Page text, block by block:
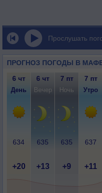
Прослушать
ПРОГНОЗ ПОГОДЫ В
6 чт 6 чт 7 пт 7 пт
День Вечер Ночь Утро
634 635 635 637
+20 +13 +9 +11